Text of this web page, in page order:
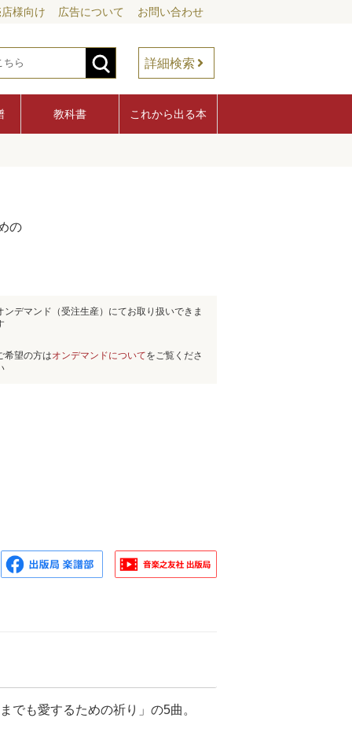
様向け 広告について お問い合わせ
詳細検索
教科書 これから出る本
の
ンデマンド（受注生産）にてお取り扱いできま
希望の方はオンデマンドについてをご覧くださ
でも愛するための祈り」の5曲。